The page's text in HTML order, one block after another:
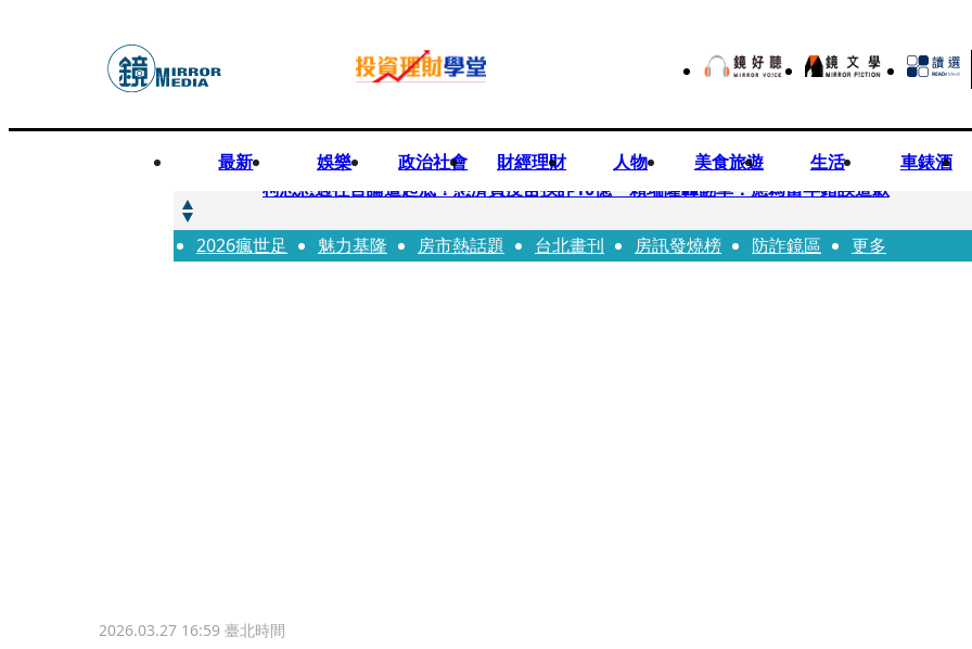
最新 娛樂 政治社會 財經理財 人物 美食旅遊 生活 車錶酒
快訊
柯志恩過往言論遭起底！慈濟買疫苗挨詐10億 賴瑞隆轟翻車：應為當年錯誤道歉
快訊
善款不是私房錢！慈濟採購疫苗被騙10億沒報案遭炎上 基金會緊急說明
2026瘋世足 魅力基隆 房市熱話題 台北畫刊 房訊發燒榜 防詐鏡區 更多
2026.03.27 16:59臺北時間